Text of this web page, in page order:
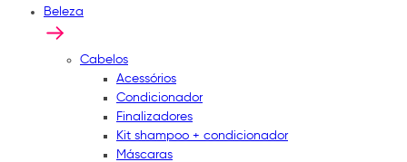
Beleza
Cabelos
Acessórios
Condicionador
Finalizadores
Kit shampoo + condicionador
Máscaras